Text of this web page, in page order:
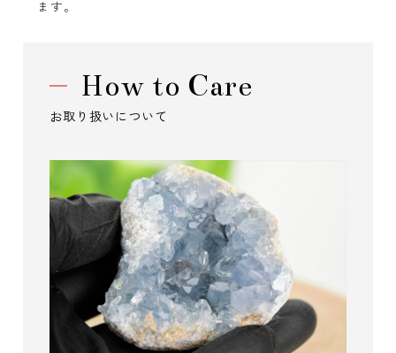
ます。
How to Care
お取り扱いについて